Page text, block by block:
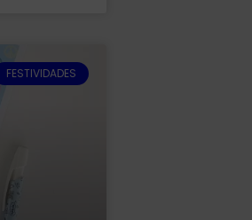
FESTIVIDADES